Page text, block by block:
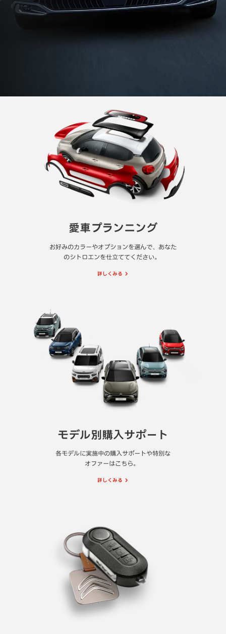
愛車プランニング
お好みのカラーやオプションを選んで、あなた
のシトロエンを仕立ててください。
詳しくみる
モデル別購入サポート
各モデルに実施中の購入サポートや特別な
オファーはこちら。
詳しくみる